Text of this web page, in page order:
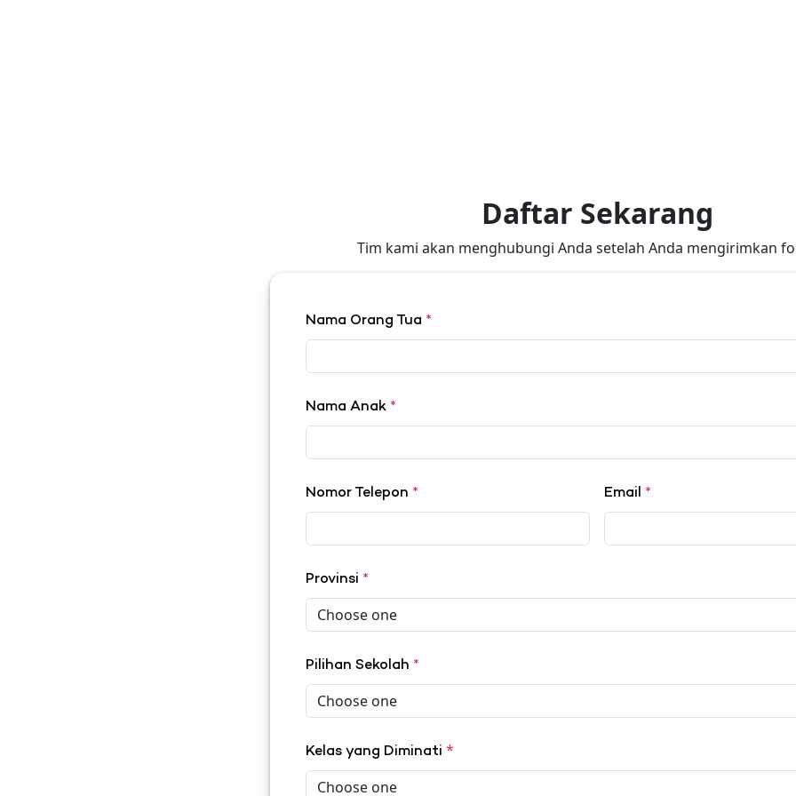
Daftar Sekarang
Tim kami akan menghubungi Anda setelah Anda mengirimkan
Nama Orang Tua *
Nama Anak *
Nomor Telepon * Email *
Provinsi *
Pilihan Sekolah *
Kelas yang Diminati *